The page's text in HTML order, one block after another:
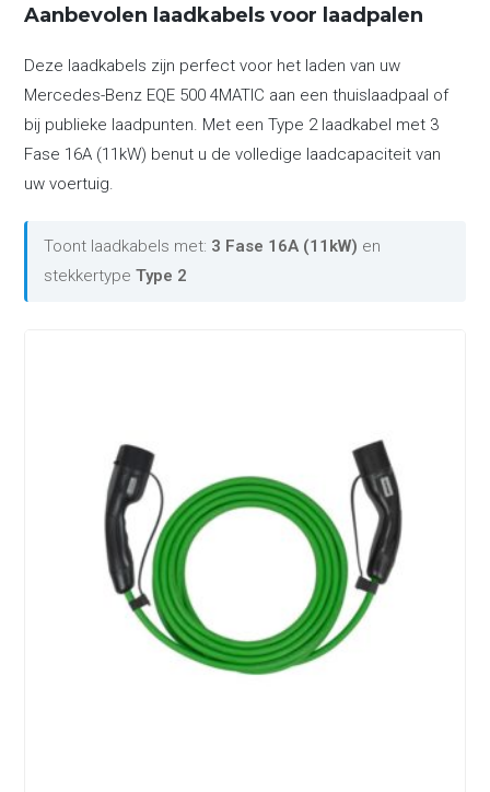
Aanbevolen laadkabels voor laadpalen
Deze laadkabels zijn perfect voor het laden van uw
Mercedes-Benz EQE 500 4MATIC aan een thuislaadpaal of
bij publieke laadpunten. Met een Type 2 laadkabel met 3
Fase 16A (11kW) benut u de volledige laadcapaciteit van
uw voertuig.
Toont laadkabels met: 3 Fase 16A (11kW) en
stekkertypeType 2